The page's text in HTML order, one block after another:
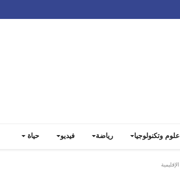
علوم وتكنولوجيا رياضة فيديو حياة